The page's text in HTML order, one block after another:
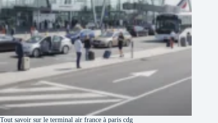
Tout savoir sur le terminal air france à paris cdg